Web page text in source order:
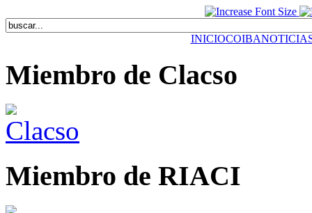
INICIOCOIBA
Miembro de Clacso
Miembro de RIACI